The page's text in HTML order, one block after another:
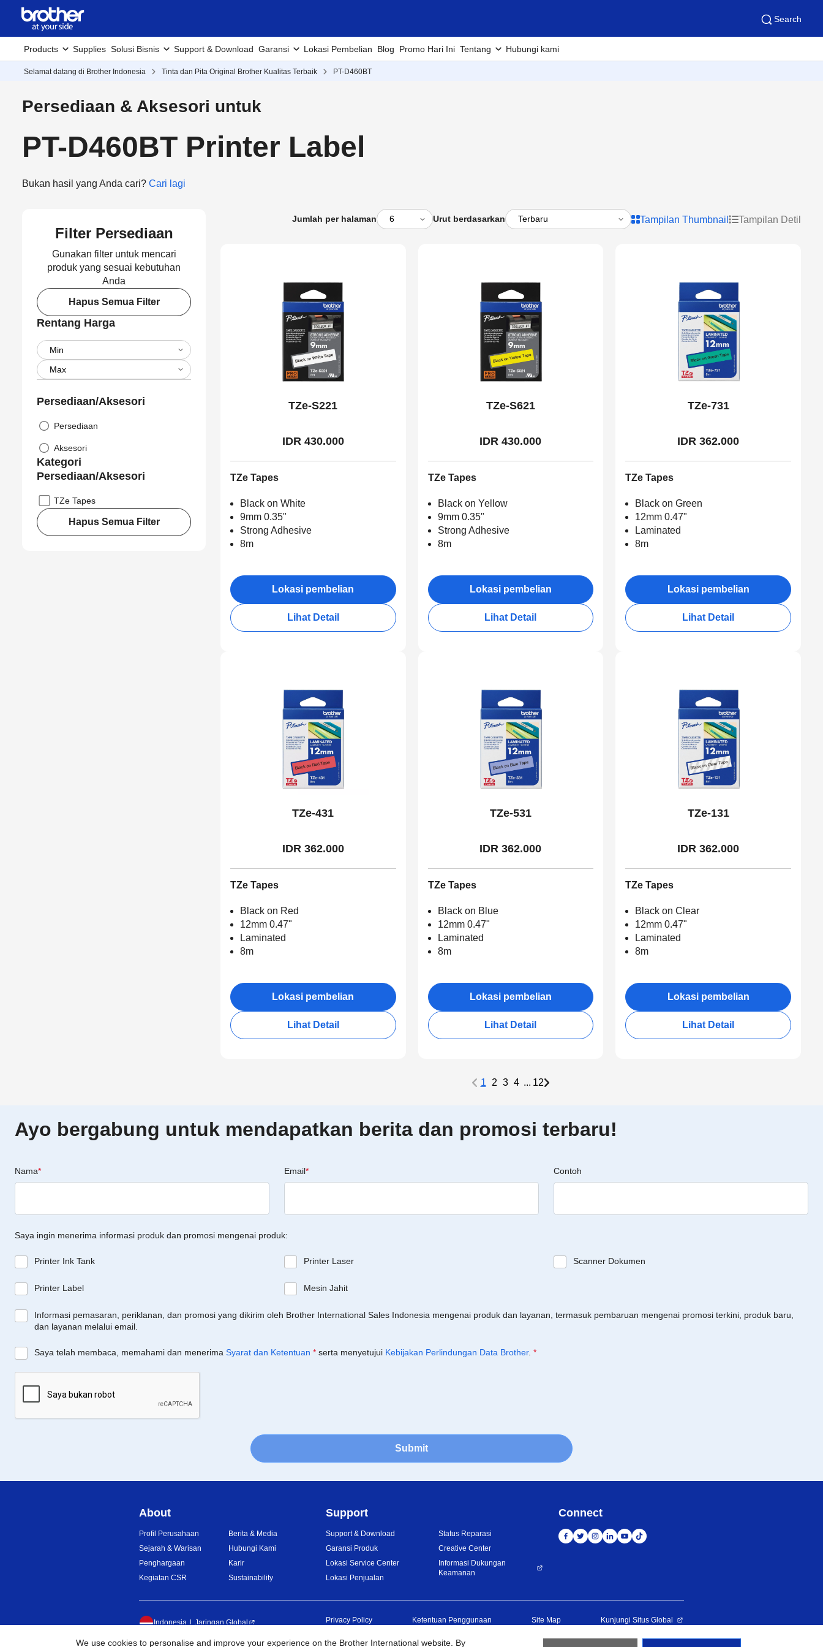
Search
Products Supplies Solusi Bisnis Support & Download Garansi Lokasi Pembelian Blog Promo Hari Ini Tentang Hubungi kami
Selamat datang di Brother Indonesia Tinta dan Pita Original Brother Kualitas Terbaik PT-D460BT
Persediaan & Aksesori untuk
PT-D460BT Printer Label
Bukan hasil yang Anda cari? Cari lagi
Filter Persediaan
Gunakan filter untuk mencari
produk yang sesuai kebutuhan
Anda
Hapus Semua Filter
Rentang Harga
Persediaan/Aksesori
Persediaan
Aksesori
Kategori
Persediaan/Aksesori
TZe Tapes
Hapus Semua Filter
Jumlah per halaman Urut berdasarkan Tampilan Thumbnail Tampilan Detil
TZe-S221
IDR 430.000
TZe Tapes
Black on White
9mm 0.35"
Strong Adhesive
8m
Lokasi pembelian
Lihat Detail
TZe-S621
IDR 430.000
TZe Tapes
Black on Yellow
9mm 0.35"
Strong Adhesive
8m
Lokasi pembelian
Lihat Detail
TZe-731
IDR 362.000
TZe Tapes
Black on Green
12mm 0.47"
Laminated
8m
Lokasi pembelian
Lihat Detail
TZe-431
IDR 362.000
TZe Tapes
Black on Red
12mm 0.47"
Laminated
8m
Lokasi pembelian
Lihat Detail
TZe-531
IDR 362.000
TZe Tapes
Black on Blue
12mm 0.47"
Laminated
8m
Lokasi pembelian
Lihat Detail
TZe-131
IDR 362.000
TZe Tapes
Black on Clear
12mm 0.47"
Laminated
8m
Lokasi pembelian
Lihat Detail
1 2 3 4 ... 12
Ayo bergabung untuk mendapatkan berita dan promosi terbaru!
Nama* Email* Contoh
Saya ingin menerima informasi produk dan promosi mengenai produk:
Printer Ink Tank Printer Laser Scanner Dokumen
Printer Label Mesin Jahit
Informasi pemasaran, periklanan, dan promosi yang dikirim oleh Brother International Sales Indonesia mengenai produk dan layanan, termasuk pembaruan mengenai promosi terkini, produk baru,
dan layanan melalui email.
Saya telah membaca, memahami dan menerima Syarat dan Ketentuan * serta menyetujui Kebijakan Perlindungan Data Brother. *
Submit
About
Profil Perusahaan
Sejarah & Warisan
Penghargaan
Kegiatan CSR
Berita & Media
Hubungi Kami
Karir
Sustainability
Support
Support & Download
Garansi Produk
Lokasi Service Center
Lokasi Penjualan
Status Reparasi
Creative Center
Informasi Dukungan
Keamanan
Connect
Indonesia Jaringan Global Privacy Policy Ketentuan Penggunaan Site Map Kunjungi Situs Global
We use cookies to personalise and improve your experience on the Brother International website. By